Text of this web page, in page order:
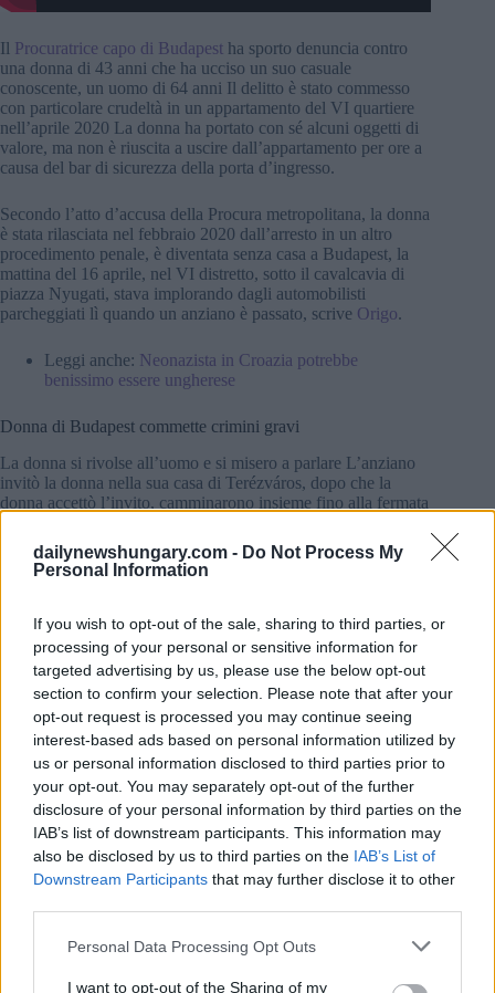
dailynewshungary.com - Do Not Process My
Personal Information
If you wish to opt-out of the sale, sharing to third parties, or
processing of your personal or sensitive information for
targeted advertising by us, please use the below opt-out
section to confirm your selection. Please note that after your
opt-out request is processed you may continue seeing
interest-based ads based on personal information utilized by
us or personal information disclosed to third parties prior to
your opt-out. You may separately opt-out of the further
disclosure of your personal information by third parties on the
IAB’s list of downstream participants. This information may
also be disclosed by us to third parties on the IAB’s List of
Downstream Participants that may further disclose it to other
Please note that this website/app uses one or more Google
not limited to your visit or usage behaviour. You may click to
Personal Data Processing Opt Outs
I want to opt-out of the Sharing of my
Il Procuratrice capo di Budapest ha sporto denuncia contro
una donna di 43 anni che ha ucciso un suo casuale
conoscente, un uomo di 64 anni Il delitto è stato commesso
con particolare crudeltà in un appartamento del VI quartiere
nell’aprile 2020 La donna ha portato con sé alcuni oggetti di
valore, ma non è riuscita a uscire dall’appartamento per ore a
causa del bar di sicurezza della porta d’ingresso.
Secondo l’atto d’accusa della Procura metropolitana, la donna
è stata rilasciata nel febbraio 2020 dall’arresto in un altro
procedimento penale, è diventata senza casa a Budapest, la
mattina del 16 aprile, nel VI distretto, sotto il cavalcavia di
piazza Nyugati, stava implorando dagli automobilisti
parcheggiati lì quando un anziano è passato, scrive Origo.
Leggi anche: Neonazista in Croazia potrebbe
benissimo essere ungherese
Donna di Budapest commette crimini gravi
La donna si rivolse all’uomo e si misero a parlare L’anziano
invitò la donna nella sua casa di Terézváros, dopo che la
donna accettò l’invito, camminarono insieme fino alla fermata
Street e andarono a casa dell’uomo, dove bevvero qualcosa e
continuarono a parlare, dopo questi incidenti, in circostanze
non note, la donna aggredì l’uomo nell’appartamento.
La donna ha pugnalato la sua vittima quaranta volte su tutto il
corpo con un coltellino tascabile, intanto la vittima ha cercato
di difendersi tenendo le braccia davanti a sé, dopo il fallito
tentativo di autodifesa, è infine crollato ed è morto.
Ecco cosa seguì l’atto crudele
Poi, la donna ha cercato nell’appartamento oggetti di valore
Ha raccolto alcune decine di migliaia di fiorini di vari oggetti
e tra cui un trapano, un binocolo, un kit di caffè confezionato
per cellulare che ha messo in due sacchetti di plastica.
Quando la donna ha finito, ha cercato di uscire
sicurezza della porta d’ingresso, quindi ha gridato aiuto. Solo
poche ore dopo è scappata di casa. Gli investigatori della
polizia hanno catturato l’assassino entro mezza giornata dalla